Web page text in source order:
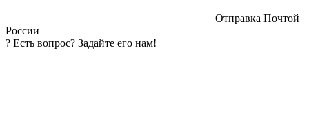
Отправка Почтой
России
? Есть вопрос? Задайте его нам!